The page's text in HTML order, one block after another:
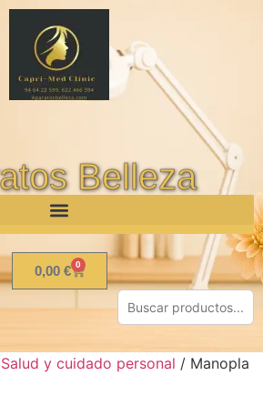
Belleza
0,00 € 0
Salud y cuidado personal / Manopla